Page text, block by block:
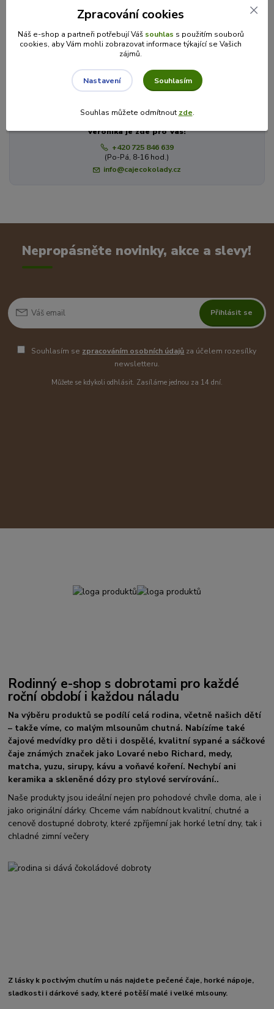
Máte dotaz? Potřebujete poradit?
Veronika je zde pro Vás!
+420 725 846 639
(Po-Pá, 8-16 hod.)
info@cajecokolady.cz
Nepropásněte novinky, akce a slevy!
Přihlásit se
Souhlasím se zpracováním osobních údajů za účelem rozesílky
newsletteru.
Můžete se kdykoli odhlásit. Zasíláme jednou za 14 dní.
Rodinný e-shop s dobrotami pro každé
roční období i každou náladu
Na výběru produktů se podílí celá rodina, včetně našich dětí
– takže víme, co malým mlsounům chutná. Nabízíme také
čajové medvídky pro děti i dospělé, kvalitní sypané a sáčkové
čaje známých značek jako Lovaré nebo Richard, medy,
matcha, yuzu, sirupy, kávu a voňavé koření. Nechybí ani
keramika a skleněné dózy pro stylové servírování..
Naše produkty jsou ideální nejen pro pohodové chvíle doma, ale i
jako originální dárky. Chceme vám nabídnout kvalitní, chutné a
cenově dostupné dobroty, které zpříjemní jak horké letní dny, tak i
chladné zimní večery
Z lásky k poctivým chutím u nás najdete pečené čaje, horké nápoje,
sladkosti i dárkové sady, které potěší malé i velké mlsouny.
Zpracování cookies
Náš e-shop a partneři potřebují Váš souhlas s použitím souborů
cookies, aby Vám mohli zobrazovat informace týkající se Vašich
zájmů.
Nastavení Souhlasím
Souhlas můžete odmítnout zde.